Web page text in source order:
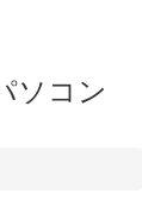
ソコン